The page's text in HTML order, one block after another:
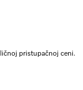
pristupačnoj ceni.